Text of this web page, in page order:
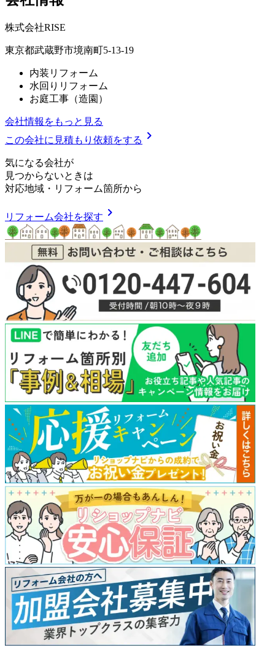
株式会社RISE
東京都武蔵野市境南町5-13-19
内装リフォーム
水回りリフォーム
お庭工事（造園）
会社情報をもっと見る
この会社に見積もり依頼をする chevron_right
気になる会社が
見つからないときは
対応地域 ・ リフォーム箇所から
リフォーム会社を探す chevron_right